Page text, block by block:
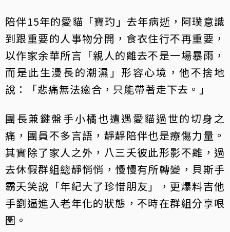
陪伴15年的愛貓「寶玓」去年病逝，阿璞意識
到跟重要的人事物分開，食衣住行不再重要，
以作家余華所言「親人的離去不是一場暴雨，
而是此生漫長的潮濕」形容心境，他不捨地
說：「悲痛無法癒合，只能帶著走下去。」
團長兼鍵盤手小橘也遭遇愛貓過世的切身之
痛，團員不多言語，靜靜陪伴也是療傷力量。
其實除了家人之外，八三夭彼此形影不離，過
去休假群組總靜悄悄，慢慢有所轉變，貝斯手
霸天笑說「年紀大了珍惜朋友」，更爆料吉他
手劉逼進入老年化的狀態，不時在群組分享哏
圖。